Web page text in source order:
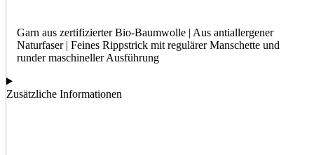
Garn aus zertifizierter Bio-Baumwolle | Aus antiallergener
Naturfaser | Feines Rippstrick mit regulärer Manschette und
runder maschineller Ausführung
Zusätzliche Informationen